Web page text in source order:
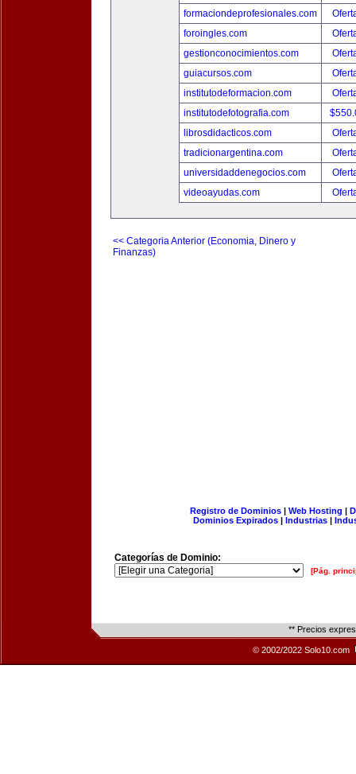
formaciondeprofesionales.com
foroingles.com
gestionconocimientos.com
guiacursos.com
institutodeformacion.com
institutodefotografia.com
librosdidacticos.com
tradicionargentina.com
universidaddenegocios.com
videoayudas.com
<< Categoria Anterior (Economia, Dinero y
Finanzas)
Registro de Dominios| Web Hosting |
Dominios Expirados | Industrias |
Categorías de Dominio:
[Pág.
** Precios
© 2002/2022 Solo10.com